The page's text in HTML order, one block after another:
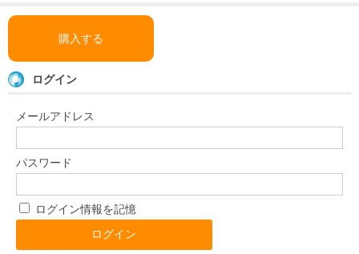
購入する
ログイン
メールアドレス
パスワード
ログイン情報を記憶